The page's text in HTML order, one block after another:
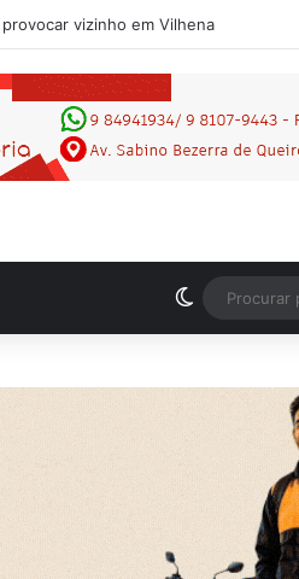
Switch skin